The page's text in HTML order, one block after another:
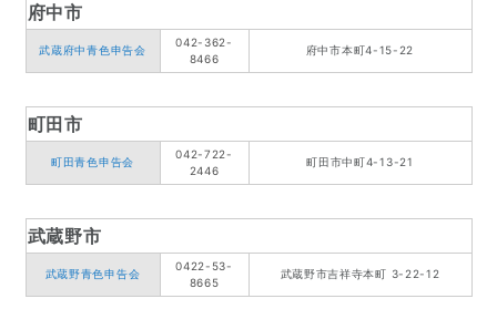
府中市
武蔵府中青色申告会
042-362-
8466
府中市本町4-15-22
町田市
町田青色申告会
042-722-
2446
町田市中町4-13-21
武蔵野市
武蔵野青色申告会
0422-53-
8665
武蔵野市吉祥寺本町 3-22-12